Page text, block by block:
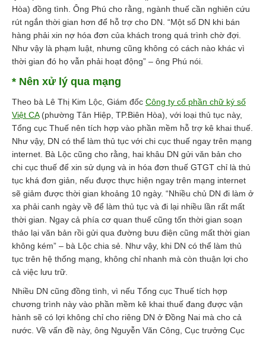
Hòa) đồng tình. Ông Phú cho rằng, ngành thuế cần nghiên cứu
rút ngắn thời gian hơn để hỗ trợ cho DN. “Một số DN khi bán
hàng phải xin nợ hóa đơn của khách trong quá trình chờ đợi.
Như vậy là phạm luật, nhưng cũng không có cách nào khác vì
thời gian đó họ vẫn phải hoạt động” – ông Phú nói.
* Nên xử lý qua mạng
Theo bà Lê Thị Kim Lộc, Giám đốc Công ty cổ phần chữ ký số
Việt CA(phường Tân Hiệp, TP.Biên Hòa), với loại thủ tục này,
Tổng cục Thuế nên tích hợp vào phần mềm hỗ trợ kê khai thuế.
Như vậy, DN có thể làm thủ tục với chi cục thuế ngay trên mạng
internet. Bà Lộc cũng cho rằng, hai khâu DN gửi văn bản cho
chi cục thuế để xin sử dụng và in hóa đơn thuế GTGT chỉ là thủ
tục khá đơn giản, nếu được thực hiện ngay trên mạng internet
sẽ giảm được thời gian khoảng 10 ngày. “Nhiều chủ DN đi làm ở
xa phải canh ngày về để làm thủ tục và đi lại nhiều lần rất mất
thời gian. Ngay cả phía cơ quan thuế cũng tốn thời gian soạn
thảo lại văn bản rồi gửi qua đường bưu điện cũng mất thời gian
không kém” – bà Lộc chia sẻ. Như vậy, khi DN có thể làm thủ
tục trên hệ thống mạng, không chỉ nhanh mà còn thuận lợi cho
cả việc lưu trữ.
Nhiều DN cũng đồng tình, vì nếu Tổng cục Thuế tích hợp
chương trình này vào phần mềm kê khai thuế đang được vận
hành sẽ có lợi không chỉ cho riêng DN ở Đồng Nai mà cho cả
nước. Về vấn đề này, ông Nguyễn Văn Công, Cục trưởng Cục